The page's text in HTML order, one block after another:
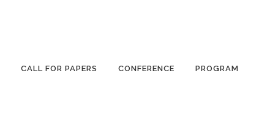
CALL FOR PAPERS CONFERENCE PROGRAM